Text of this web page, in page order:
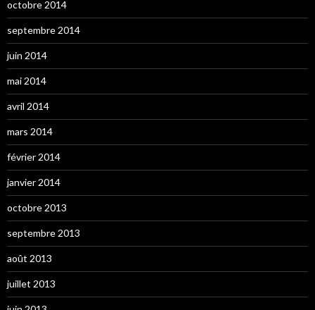
octobre 2014
septembre 2014
juin 2014
mai 2014
avril 2014
mars 2014
février 2014
janvier 2014
octobre 2013
septembre 2013
août 2013
juillet 2013